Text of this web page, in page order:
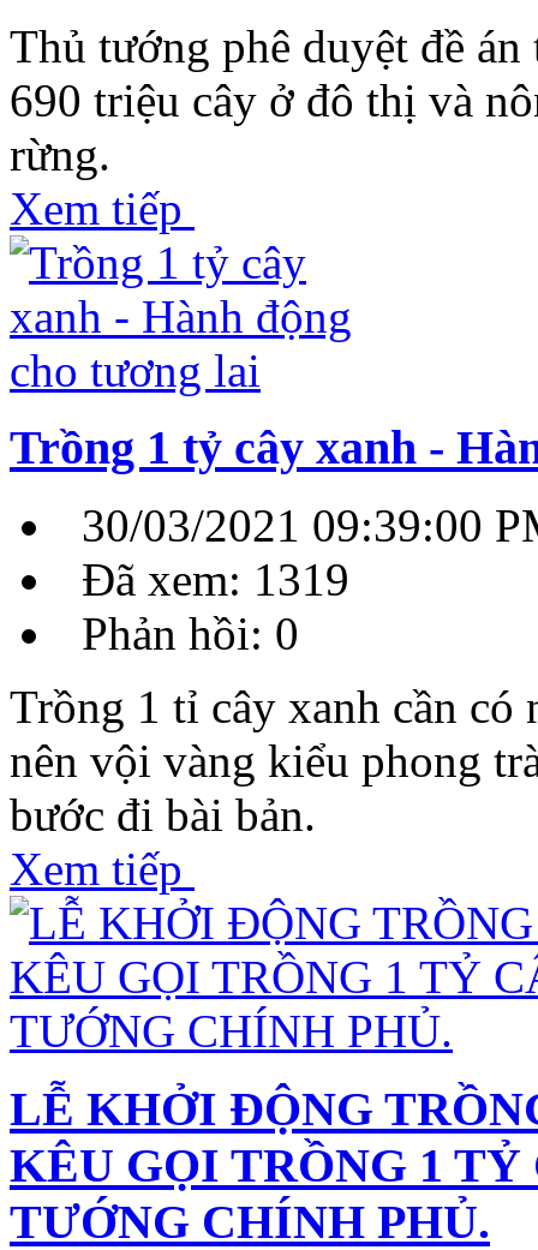
Thủ tướng phê duyệt đề
690 triệu cây ở đô thị và
rừng.
Xem tiếp
Trồng 1 tỷ cây xanh -
30/03/2021 09:39:00
Đã xem: 1319
Phản hồi: 0
Trồng 1 tỉ cây xanh cần
nên vội vàng kiểu phong
bước đi bài bản.
Xem tiếp
LỄ KHỞI ĐỘNG
KÊU GỌI TRỒNG 1
TƯỚNG CHÍNH PHỦ.